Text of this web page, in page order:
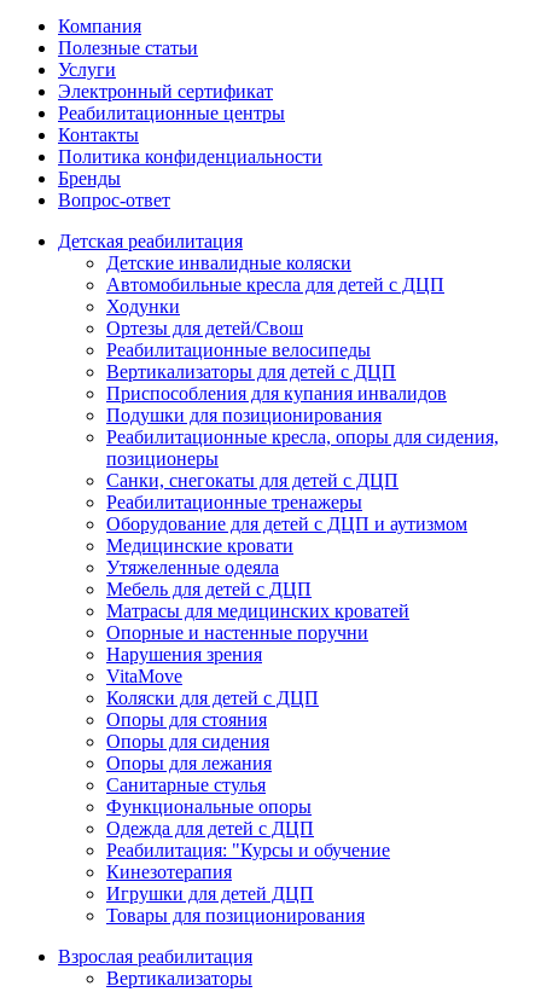
Компания
Полезные статьи
Услуги
Электронный сертификат
Реабилитационные центры
Контакты
Политика конфиденциальности
Бренды
Вопрос-ответ
Детская реабилитация
Детские инвалидные коляски
Автомобильные кресла для детей с ДЦП
Ходунки
Ортезы для детей/Свош
Реабилитационные велосипеды
Вертикализаторы для детей с ДЦП
Приспособления для купания инвалидов
Подушки для позиционирования
Реабилитационные кресла, опоры для сидения,
позиционеры
Санки, снегокаты для детей с ДЦП
Реабилитационные тренажеры
Оборудование для детей с ДЦП и аутизмом
Медицинские кровати
Утяжеленные одеяла
Мебель для детей с ДЦП
Матрасы для медицинских кроватей
Опорные и настенные поручни
Нарушения зрения
VitaMove
Коляски для детей с ДЦП
Опоры для стояния
Опоры для сидения
Опоры для лежания
Санитарные стулья
Функциональные опоры
Одежда для детей с ДЦП
Реабилитация: "Курсы и обучение
Кинезотерапия
Игрушки для детей ДЦП
Товары для позиционирования
Взрослая реабилитация
Вертикализаторы